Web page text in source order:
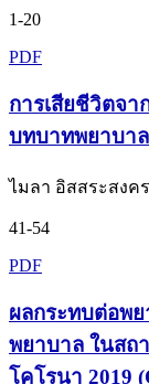
1-20
PDF
การเสียชีวิตจา
บทบาทพยาบา
ไมลา อิสสระสงค
41-54
PDF
ผลกระทบต่อพ
พยาบาล ในสถ
โคโรนา 2019